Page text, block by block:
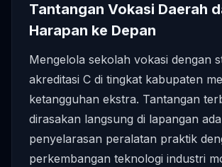
Tantangan Vokasi Daerah
Harapan ke Depan
Mengelola sekolah vokasi dengan
akreditasi C di tingkat kabupaten
ketangguhan ekstra. Tantangan
dirasakan langsung di lapangan
penyelarasan peralatan praktik
perkembangan teknologi industri